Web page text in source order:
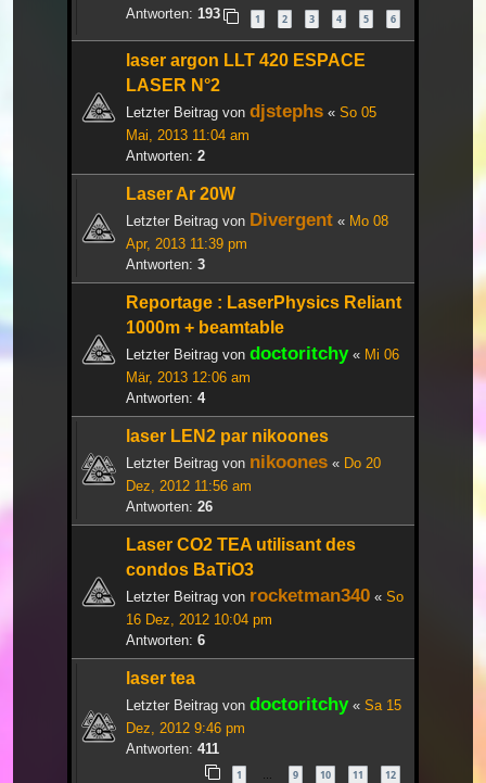
Antworten: 193 1 2 3 4 5 6
laser argon LLT 420 ESPACE
LASER N°2
Letzter Beitrag von djstephs « So 05
Mai, 2013 11:04 am
Antworten: 2
Laser Ar 20W
Letzter Beitrag von Divergent « Mo 08
Apr, 2013 11:39 pm
Antworten: 3
Reportage : LaserPhysics Reliant
1000m + beamtable
Letzter Beitrag von doctoritchy« Mi 06
Mär, 2013 12:06 am
Antworten: 4
laser LEN2 par nikoones
Letzter Beitrag von nikoones « Do 20
Dez, 2012 11:56 am
Antworten: 26
Laser CO2 TEA utilisant des
condos BaTiO3
Letzter Beitrag von rocketman340 « So
16 Dez, 2012 10:04 pm
Antworten: 6
laser tea
Letzter Beitrag von doctoritchy« Sa 15
Dez, 2012 9:46 pm
Antworten: 411
1 … 9 10 11 12